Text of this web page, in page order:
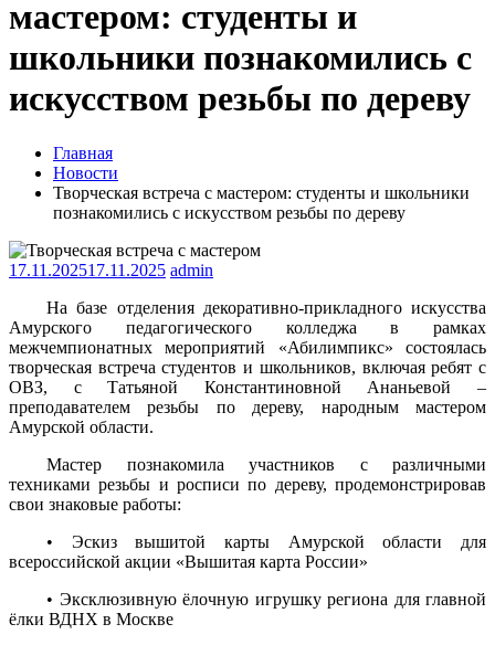
мастером: студенты и
школьники познакомились с
искусством резьбы по дереву
Главная
Новости
Творческая встреча с мастером: студенты и школьники
познакомились с искусством резьбы по дереву
17.11.202517.11.2025 admin
На базе отделения декоративно-прикладного искусства
Амурского педагогического колледжа в рамках
межчемпионатных мероприятий «Абилимпикс» состоялась
творческая встреча студентов и школьников, включая ребят с
ОВЗ, с Татьяной Константиновной Ананьевой –
преподавателем резьбы по дереву, народным мастером
Амурской области.
Мастер познакомила участников с различными
техниками резьбы и росписи по дереву, продемонстрировав
свои знаковые работы:
• Эскиз вышитой карты Амурской области для
всероссийской акции «Вышитая карта России»
• Эксклюзивную ёлочную игрушку региона для главной
ёлки ВДНХ в Москве